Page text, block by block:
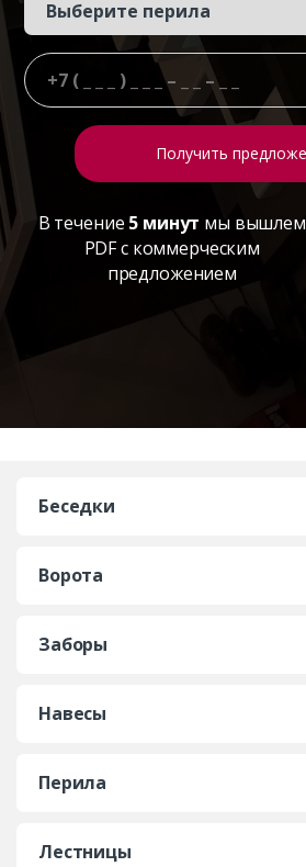
В течение 5 минут мы вышлем
PDF с коммерческим
предложением
Беседки
Ворота
Заборы
Навесы
Перила
Лестницы